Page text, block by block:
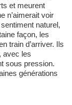
et meurent
n’aimerait voir
naturel,
façon, les
train d’arriver. Ils
avec les
sous pression.
générations